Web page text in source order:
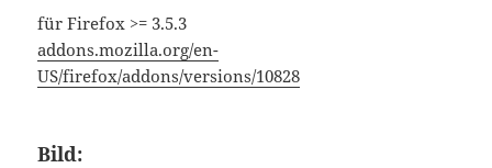
für Firefox >= 3.5.3
addons.mozilla.org/en-
US/firefox/addons/versions/10828
Bild: